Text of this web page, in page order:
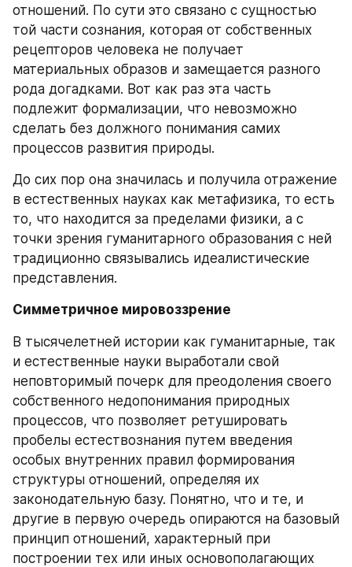
отношений. По сути это связано с сущностью
той части сознания, которая от собственных
рецепторов человека не получает
материальных образов и замещается разного
рода догадками. Вот как раз эта часть
подлежит формализации, что невозможно
сделать без должного понимания самих
процессов развития природы.
До сих пор она значилась и получила отражение
в естественных науках как метафизика, то есть
то, что находится за пределами физики, а с
точки зрения гуманитарного образования с ней
традиционно связывались идеалистические
представления.
Симметричное мировоззрение
В тысячелетней истории как гуманитарные, так
и естественные науки выработали свой
неповторимый почерк для преодоления своего
собственного недопонимания природных
процессов, что позволяет ретушировать
пробелы естествознания путем введения
особых внутренних правил формирования
структуры отношений, определяя их
законодательную базу. Понятно, что и те, и
другие в первую очередь опираются на базовый
принцип отношений, характерный при
построении тех или иных основополагающих